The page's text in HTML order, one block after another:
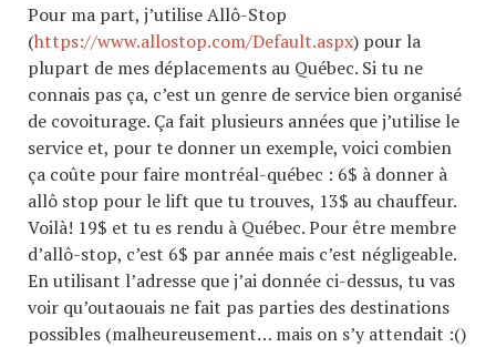
Pour ma part, j’utilise Allô-Stop
(https://www.allostop.com/Default.aspx) pour la
plupart de mes déplacements au Québec. Si tu ne
connais pas ça, c’est un genre de service bien organisé
de covoiturage. Ça fait plusieurs années que j’utilise le
service et, pour te donner un exemple, voici combien
ça coûte pour faire montréal-québec : 6$ à donner à
allô stop pour le lift que tu trouves, 13$ au chauffeur.
Voilà! 19$ et tu es rendu à Québec. Pour être membre
d’allô-stop, c’est 6$ par année mais c’est négligeable.
En utilisant l’adresse que j’ai donnée ci-dessus, tu vas
voir qu’outaouais ne fait pas parties des destinations
possibles (malheureusement… mais on s’y attendait :()